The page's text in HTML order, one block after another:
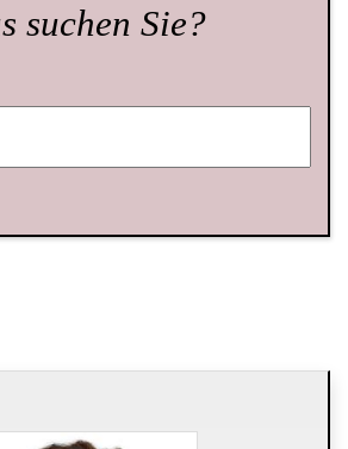
suchen Sie?